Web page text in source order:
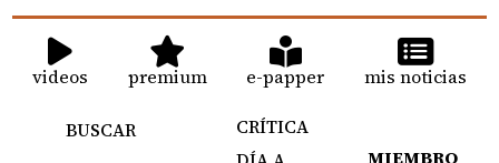
videos premium e-papper mis noticias
BUSCAR
CRÍTICA
MIEMBRO